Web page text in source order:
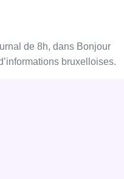
de 8h, dans Bonjour
bruxelloises.